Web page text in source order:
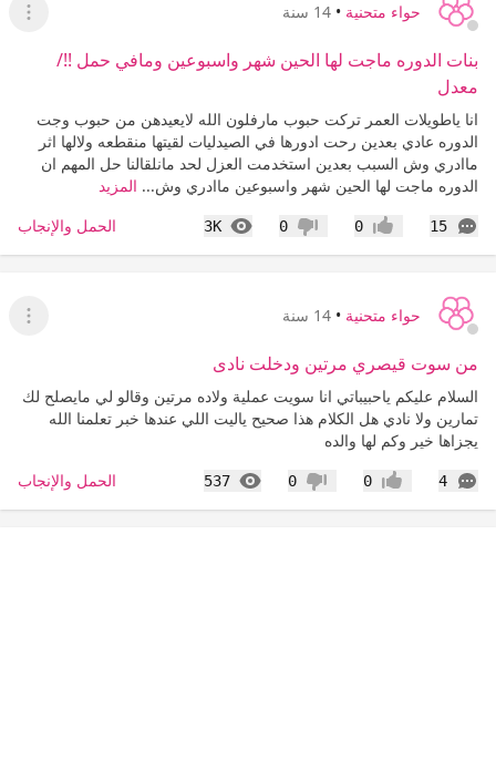
حواء متحنية • 14 سنة
عرض
بنات الدوره ماجت لها الحين شهر واسبوعين ومافي حمل !!/
معدل
انا ياطويلات العمر تركت حبوب مارفلون الله لايعيدهن من حبوب وجت
الدوره عادي بعدين رحت ادورها في الصيدليات لقيتها منقطعه ولالها اثر
ماادري وش السبب بعدين استخدمت العزل لحد مانلقالنا حل المهم ان
الدوره ماجت لها الحين شهر واسبوعين ماادري وش... المزيد
15
التعليقات إعجاب0 عدم إعجاب
0
3K
المشاهدات الحمل والإنجاب
حواء متحنية • 14 سنة
عرض
من سوت قيصري مرتين ودخلت نادى
السلام عليكم ياحبيباتي انا سويت عملية ولاده مرتين وقالو لي مايصلح لك
تمارين ولا نادي هل الكلام هذا صحيح ياليت اللي عندها خبر تعلمنا الله
يجزاها خير وكم لها والده
4
التعليقات إعجاب0 عدم إعجاب
0
537
المشاهدات الحمل والإنجاب